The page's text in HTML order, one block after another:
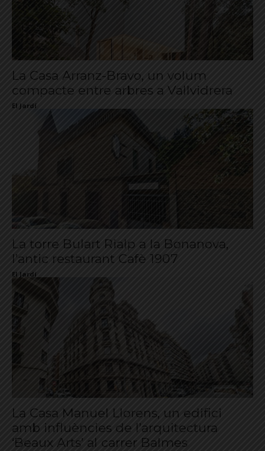
La Casa Arranz-Bravo, un volum
compacte entre arbres a Vallvidrera
El Jardí
La torre Bulart Rialp a la Bonanova,
l’antic restaurant Cafè 1907
El Jardí
La Casa Manuel Llorens, un edifici
amb influències de l’arquitectura
‘Beaux Arts’ al carrer Balmes